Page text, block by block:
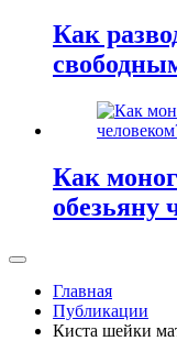
Как
Как
обезьяну
Главная
Публикации
Киста шейки